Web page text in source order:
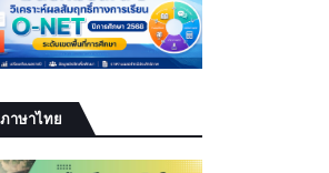
าษาไทย